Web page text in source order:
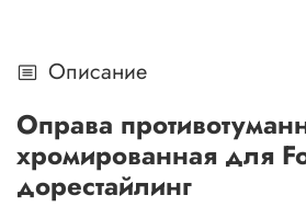
Описание
Оправа
хромированная для
дорестайлинг